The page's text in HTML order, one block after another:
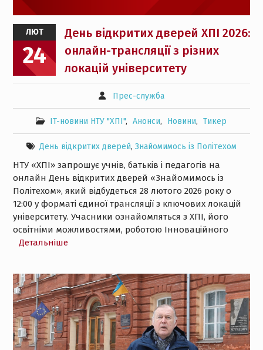
ЛЮТ
24
День відкритих дверей ХПІ 2026:
онлайн-трансляції з різних
локацій університету
Прес-служба
IT-новини НТУ "ХПІ", Анонси, Новини, Тикер
День відкритих дверей, Знайомимось із Політехом
НТУ «ХПІ» запрошує учнів, батьків і педагогів на
онлайн День відкритих дверей «Знайомимось із
Політехом», який відбудеться 28 лютого 2026 року о
12:00 у форматі єдиної трансляції з ключових локацій
університету. Учасники ознайомляться з ХПІ, його
освітніми можливостями, роботою Інноваційного
Детальнiше